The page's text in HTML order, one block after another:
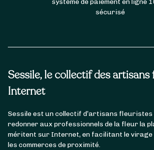
Sessile, le collectif des
Internet
Sessile est un collectif d’artisans fleuristes
redonner aux professionnels de la fleur la
méritent sur Internet, en facilitant le virage
les commerces de proximité.
système de paiement en ligne
sécurisé